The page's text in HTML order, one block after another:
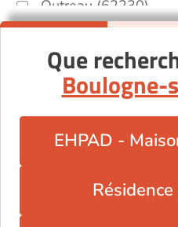
Outreau (62230)
Saint-Martin-
Saint-Omer (62500)
Souchez (62153)
Que
Boulogne-
EHPAD -